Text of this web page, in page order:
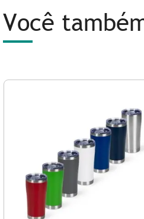
Você